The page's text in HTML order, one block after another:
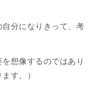
分になりきって、考
想像するのではあり
す。）